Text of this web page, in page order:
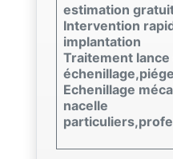
estimation
Intervention
implantation
Traitement
Echenillage
nacelle